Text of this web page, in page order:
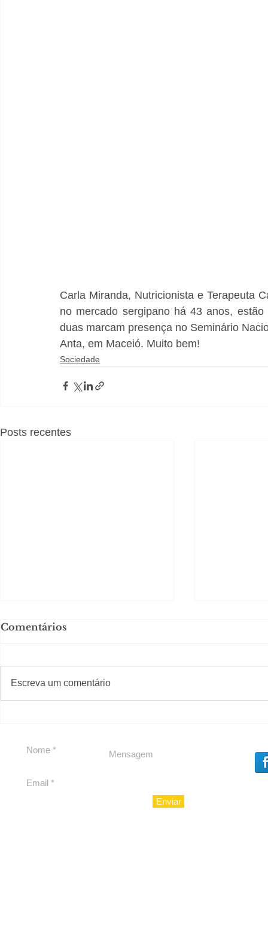
Carla Miranda, Nutricionista e Terapeuta
no mercado sergipano há 43 anos,
duas marcam presença no Seminário
Anta, em Maceió. Muito bem!
Sociedade
Posts recentes
Comentários
Escreva um comentário
#Sugestões
Enviar